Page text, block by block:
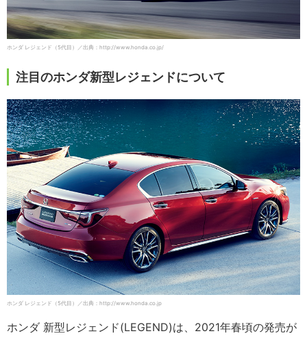
ホンダ レジェンド（5代目）／出典：http://www.honda.co.jp/
注目のホンダ新型レジェンドについて
ホンダ レジェンド（5代目）／出典：http://www.honda.co.jp
ホンダ 新型レジェンド(LEGEND)は、2021年春頃の発売が